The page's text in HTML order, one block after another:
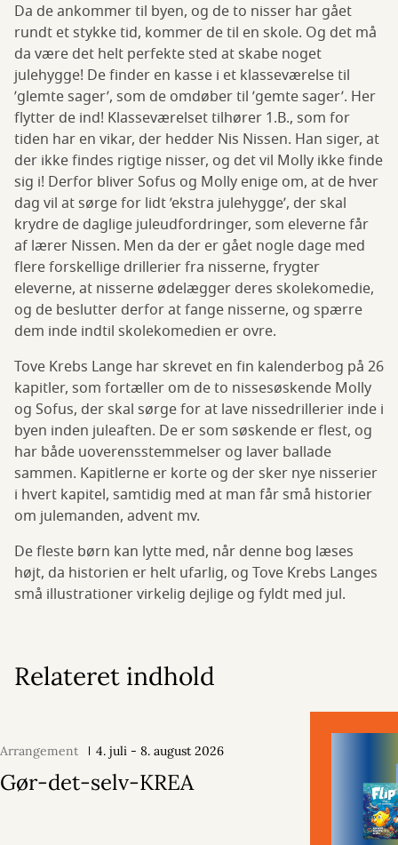
Da de ankommer til byen, og de to nisser har gået
rundt et stykke tid, kommer de til en skole. Og det må
da være det helt perfekte sted at skabe noget
julehygge! De finder en kasse i et klasseværelse til
’glemte sager’, som de omdøber til ’gemte sager’. Her
flytter de ind! Klasseværelset tilhører 1.B., som for
tiden har en vikar, der hedder Nis Nissen. Han siger, at
der ikke findes rigtige nisser, og det vil Molly ikke finde
sig i! Derfor bliver Sofus og Molly enige om, at de hver
dag vil at sørge for lidt ’ekstra julehygge’, der skal
krydre de daglige juleudfordringer, som eleverne får
af lærer Nissen. Men da der er gået nogle dage med
flere forskellige drillerier fra nisserne, frygter
eleverne, at nisserne ødelægger deres skolekomedie,
og de beslutter derfor at fange nisserne, og spærre
dem inde indtil skolekomedien er ovre.
Tove Krebs Lange har skrevet en fin kalenderbog på 26
kapitler, som fortæller om de to nissesøskende Molly
og Sofus, der skal sørge for at lave nissedrillerier inde i
byen inden juleaften. De er som søskende er flest, og
har både uoverensstemmelser og laver ballade
sammen. Kapitlerne er korte og der sker nye nisserier
i hvert kapitel, samtidig med at man får små historier
om julemanden, advent mv.
De fleste børn kan lytte med, når denne bog læses
højt, da historien er helt ufarlig, og Tove Krebs Langes
små illustrationer virkelig dejlige og fyldt med jul.
Relateret indhold
Arrangement 4. juli - 8. august 2026
Gør-det-selv-KREA